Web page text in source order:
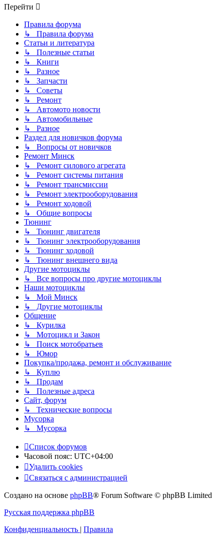
Перейти
Правила форума
↳ Правила форума
Статьи и литература
↳ Полезные статьи
↳ Книги
↳ Разное
↳ Запчасти
↳ Советы
↳ Ремонт
↳ Автомото новости
↳ Автомобильные
↳ Разное
Раздел для новичков форума
↳ Вопросы от новичков
Ремонт Минск
↳ Ремонт силового агрегата
↳ Ремонт системы питания
↳ Ремонт трансмиссии
↳ Ремонт электрооборудования
↳ Ремонт ходовой
↳ Общие вопросы
Тюнинг
↳ Тюнинг двигателя
↳ Тюнинг электрооборудования
↳ Тюнинг ходовой
↳ Тюнинг внешнего вида
Другие мотоциклы
↳ Все вопросы про другие мотоциклы
Наши мотоциклы
↳ Мой Минск
↳ Другие мотоциклы
Общение
↳ Курилка
↳ Мотоцикл и Закон
↳ Поиск мотобратьев
↳ Юмор
Покупка/продажа, ремонт и обслуживание
↳ Куплю
↳ Продам
↳ Полезные адреса
Сайт, форум
↳ Технические вопросы
Мусорка
↳ Мусорка
Список форумов
Часовой пояс: UTC+04:00
Удалить cookies
Связаться с администрацией
Создано на основе phpBB® Forum Software © phpBB Limited
Русская поддержка phpBB
Конфиденциальность | Правила